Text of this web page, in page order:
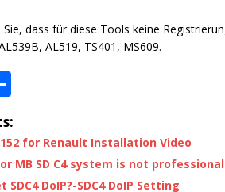
dass für diese Tools keine
AL519, TS401, MS609.
ar
e
for Renault Installation Video
MB SD C4 system is not
SDC4 DoIP?-SDC4 DoIP Setting